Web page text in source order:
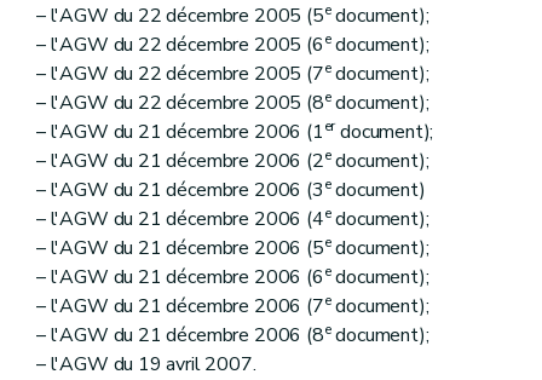
– l'AGW du 22 décembre 2005 (5edocument);
– l'AGW du 22 décembre 2005 (6edocument);
– l'AGW du 22 décembre 2005 (7edocument);
– l'AGW du 22 décembre 2005 (8edocument);
– l'AGW du 21 décembre 2006 (1erdocument);
– l'AGW du 21 décembre 2006 (2edocument);
– l'AGW du 21 décembre 2006 (3edocument)
– l'AGW du 21 décembre 2006 (4edocument);
– l'AGW du 21 décembre 2006 (5edocument);
– l'AGW du 21 décembre 2006 (6edocument);
– l'AGW du 21 décembre 2006 (7edocument);
– l'AGW du 21 décembre 2006 (8edocument);
– l'AGW du 19 avril 2007.